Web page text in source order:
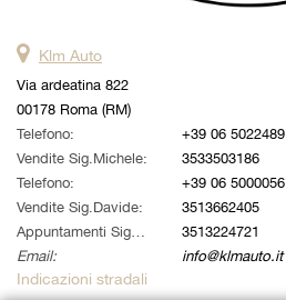
Klm Auto
Via ardeatina 822
00178 Roma (RM)
Telefono:
+39 06 5022489
Vendite Sig.Michele:
3533503186
Telefono:
+39 06 5000056
Vendite Sig.Davide:
3513662405
Appuntamenti Sig. Alessandro:
3513224721
Email:
info@klmauto.it
Indicazioni stradali